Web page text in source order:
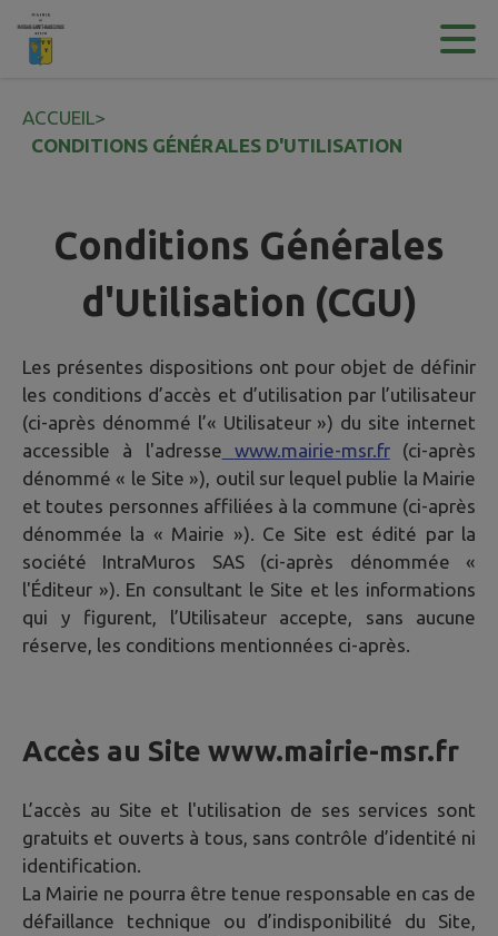
Contenu
ACCUEIL>
CONDITIONS GÉNÉRALES D'UTILISATION
Conditions Générales
d'Utilisation (CGU)
Les présentes dispositions ont pour objet de définir
les conditions d’accès et d’utilisation par l’utilisateur
(ci-après dénommé l’« Utilisateur ») du site internet
accessible à l'adresse
www.mairie-msr.fr
(ci-après
dénommé « le Site »), outil sur lequel publie la Mairie
et toutes personnes affiliées à la commune (ci-après
dénommée la « Mairie »). Ce Site est édité par la
société IntraMuros SAS (ci-après dénommée «
l'Éditeur »). En consultant le Site et les informations
qui y figurent, l’Utilisateur accepte, sans aucune
réserve, les conditions mentionnées ci-après.
Accès au Site www.mairie-msr.fr
L’accès au Site et l'utilisation de ses services sont
gratuits et ouverts à tous, sans contrôle d’identité ni
identification.
La Mairie ne pourra être tenue responsable en cas de
défaillance technique ou d’indisponibilité du Site,